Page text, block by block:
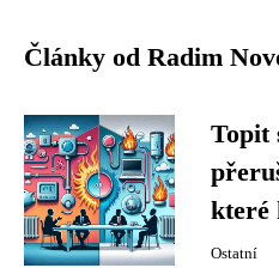
Články od Radim
Topit
které
Ostatní